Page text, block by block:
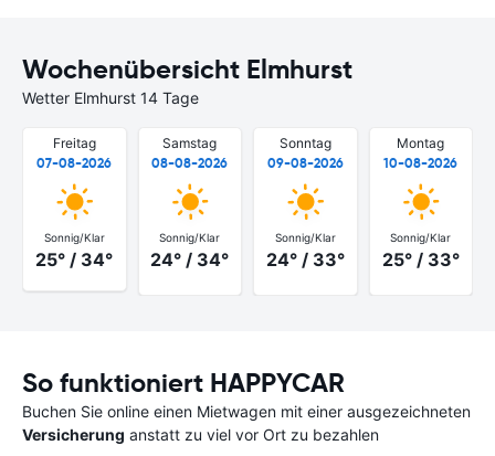
Wochenübersicht Elmhurst
Wetter Elmhurst 14 Tage
Freitag
07-08-2026
Sonnig/Klar
25° / 34°
Samstag
08-08-2026
Sonnig/Klar
24° / 34°
Sonntag
09-08-2026
Sonnig/Klar
24° / 33°
Montag
10-08-2026
Sonnig/Klar
25° / 33°
So funktioniert HAPPYCAR
Buchen Sie online einen Mietwagen mit einer ausgezeichneten
Versicherung anstatt zu viel vor Ort zu bezahlen